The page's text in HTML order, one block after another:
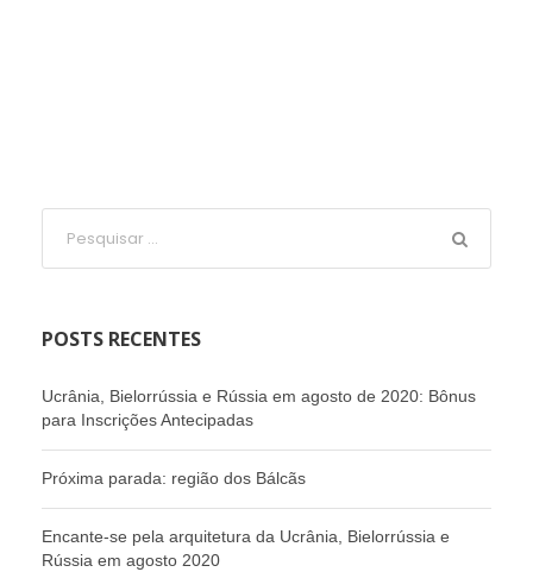
POSTS RECENTES
Ucrânia, Bielorrússia e Rússia em agosto de 2020: Bônus
para Inscrições Antecipadas
Próxima parada: região dos Bálcãs
Encante-se pela arquitetura da Ucrânia, Bielorrússia e
Rússia em agosto 2020